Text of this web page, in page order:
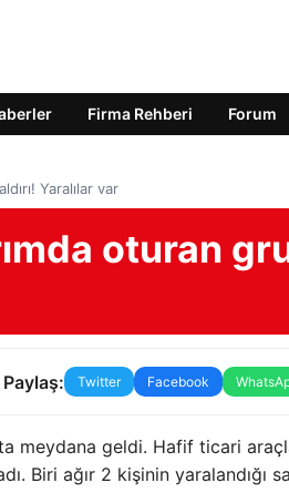
Firma Rehberi Forum
Yaralılar var
oturan
Paylaş: Twitter Facebook
meydana geldi. Hafif ticari
Biri ağır 2 kişinin yaralandığı